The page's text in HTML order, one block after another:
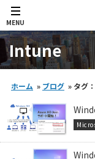
MENU
Intune
ホーム » ブログ » タグ